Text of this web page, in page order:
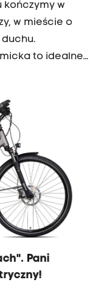
kończymy w
w mieście o
to idealne
klimat,
od zgiełku
Pani